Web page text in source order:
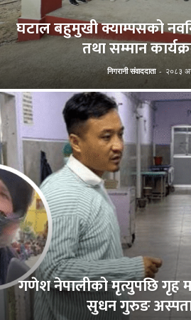
घटाल बहुमुखी क्याम्पसको
तथा सम्मान
निगरानी संवाददाता - २०८३
गणेश नेपालीको मृत्युपछि गृह
सुधन गुरुङ